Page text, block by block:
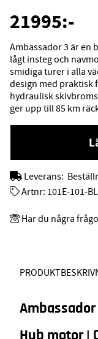
Ambassador
Hub motor |
21995:-
Ambassador 3 är en
lågt insteg och
smidiga turer i alla
design med praktisk
hydraulisk
ger upp till 85 km
Leverans:
Artnr: 101E-101-
Har du några